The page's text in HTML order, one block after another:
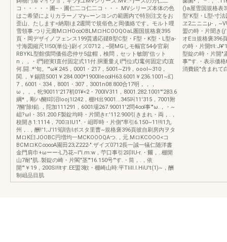
コ・・・・・圃--・圃仁二コ仁二コ・・・.MVシリーズ本体の色
はご希望によりカラーノマy~ーンヨンの範囲内で特別注文をお
歪山、たします=納期iま2週間で規俗色と岡価絡です。モルト哩
雪領事.つり元廊MロHO∞OBLMロHCOOQOaL圏国規格衰395
頁・岡デザイノフェンス199貰適応鑓B型C型・F型・K型・L型a-
寸海図縮尺1!50(単位-)尉イズ0712，--開MGしモ幅官54令官刷
RBYKL型館償問価俗恋仲サ5盆帽，検問，セット敏朗'信ット
n，，・l門鐙実l直付固定式11付.胴重量えl門位式l竃何固定式l直
何.闘..*'旬。'"ω¥.245，0001・217，5001~ZI9，oool~310，
関.，￥錫陪5001￥284.000*1900IIe∞IH63.6001￥236.1001~幻
7，6001・334，8001・307，3001n08.800合17明，，，
ω，，，牝90011'217初01¥<2・700IV311，8001.282.1001"'283.6
綱*，剛ハ醐l叩沼looj1l242，棚H出9001...345叫11'315，7001附
7醐'除l鉛.，陀加111291，6001場267.90011'2問4∞l事'"ω.，・~
岨?ωl・351.200.F製錠均時・片聞きr:'112.900引きまれ・両，.，
校開き1:1114，700ヨIU1".・岨即時・片側"率引6.150~11!!l1九
州，.，酬!'1;J'I19訓告lポスタ里曹~規格褒396頁彼自刷房内ヲタ
MロK臼JOOBC円増均一MCKOOOQAつ.，元.MロKCOOO<コ
BCMロKC∞∞A園田23;Z222-".ザイズ0712長一誠一犠仁随洋書
金門肩巾+ωーー-L乃花~I"l.m:w，苧口事引2叩IU-r.・爾，..棚開
山7耐"肌..製錠の崎・片閣"茎'"16.150号'"す.・筒，.，依
開'"￥19，200SI!ltす.EE盟3歓・棚崎山時:平TliII.I.HiU't(1)~，酬
制岨品目肌
()a屋雪国規格表
型'K型・L型-寸
ヱ2ニニニμ-，
盟の時・片聞き
オEヨ規格褒396
の時・片開
型錠の時・片開"
事'"す.・表示価
消費鋭"含まれて